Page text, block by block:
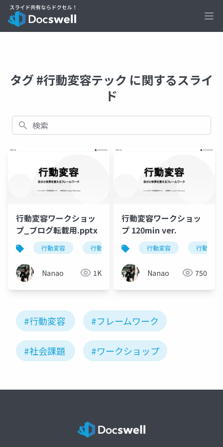
タグ #行動変容テック に関するスライ
ド
検索
行動変容ワークショッ
プ_ブログ転載用.pptx
行動変容 行動変容テック 行動変容デザイン
Nanao 1K
行動変容ワークショッ
プ 120min ver.
行動変容 行動変容
Nanao 750
#行動変容 #フレームワーク
#社会課題 #ワークショップ